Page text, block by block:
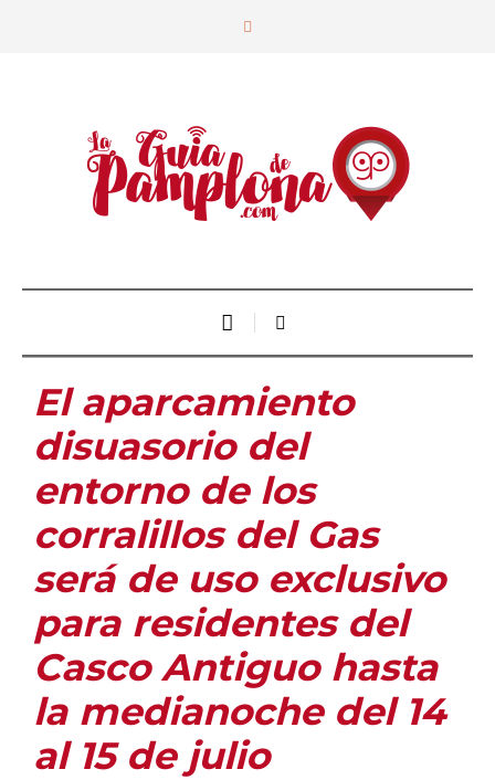
El aparcamiento
disuasorio del
entorno de los
corralillos del Gas
será de uso exclusivo
para residentes del
Casco Antiguo hasta
la medianoche del 14
al 15 de julio